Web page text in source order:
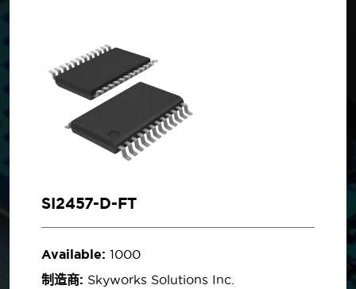
SI2457-D-FT
Available: 1000
制造商: Skyworks Solutions Inc.